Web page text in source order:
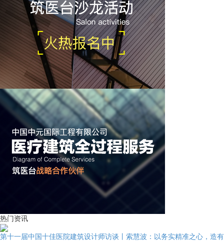
热门资讯
第十一届中国十佳医院建筑设计师访谈丨索慧波：以务实精准之心，造有